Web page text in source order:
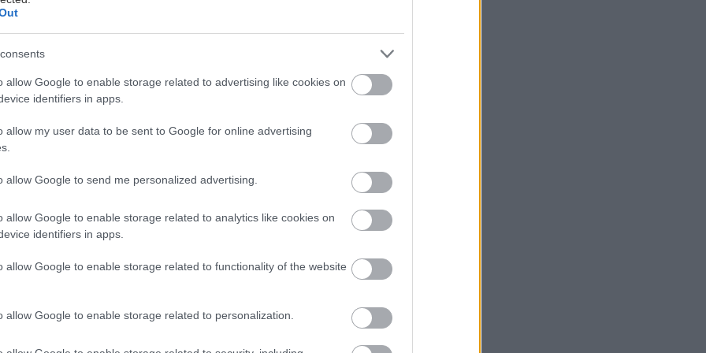
allow Google to enable storage related to advertising like cookies on
identifiers in apps.
allow my user data to be sent to Google for online advertising
allow Google to send me personalized advertising.
allow Google to enable storage related to analytics like cookies on
identifiers in apps.
allow Google to enable storage related to functionality of the website
allow Google to enable storage related to personalization.
περίοπτη θέση στα ορεκτικά τυριά και δε νοείται άνθρωπος που
το επιλέξει ως ξεκίνημα πριν συνεχίσει το γεύμα του με τα λοιπά
της κρητικής κουζίνας.
που μπορούν να σε κάνουν να καταναλώσεις ολόκληρο καρβέλι
το, αλλά συνδυάζοντάς το υπέροχα και με άλλα ορεκτικά ή
παράδειγμα τα ντολμαδάκια, οι πατάτες τηγανιτές και ο κρητικός
καθώς ανακαλύπτουμε τα μυστικά του Ξύγαλου Σητείας, ενός Π.Ο.Π